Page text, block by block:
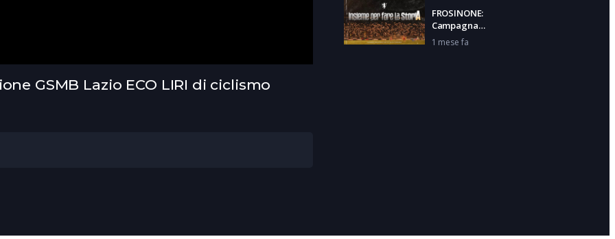
GSMB Lazio ECO LIRI di ciclismo
MB Lazio Eco Liri. Tra le fila del team anche Lorenzo Germani,
FROSINONE:
Campagna
abbonamenti
1 mese fa